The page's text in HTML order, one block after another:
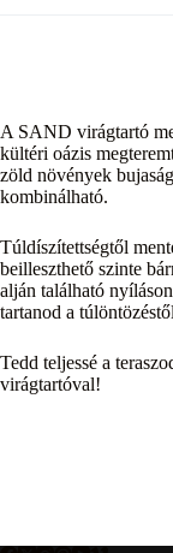
A SAND virágtartó
kültéri oázis
zöld növények
kombinálható.
Túldíszítettségtől
beilleszthető szinte
alján található
tartanod a
Tedd teljessé a
virágtartóval!